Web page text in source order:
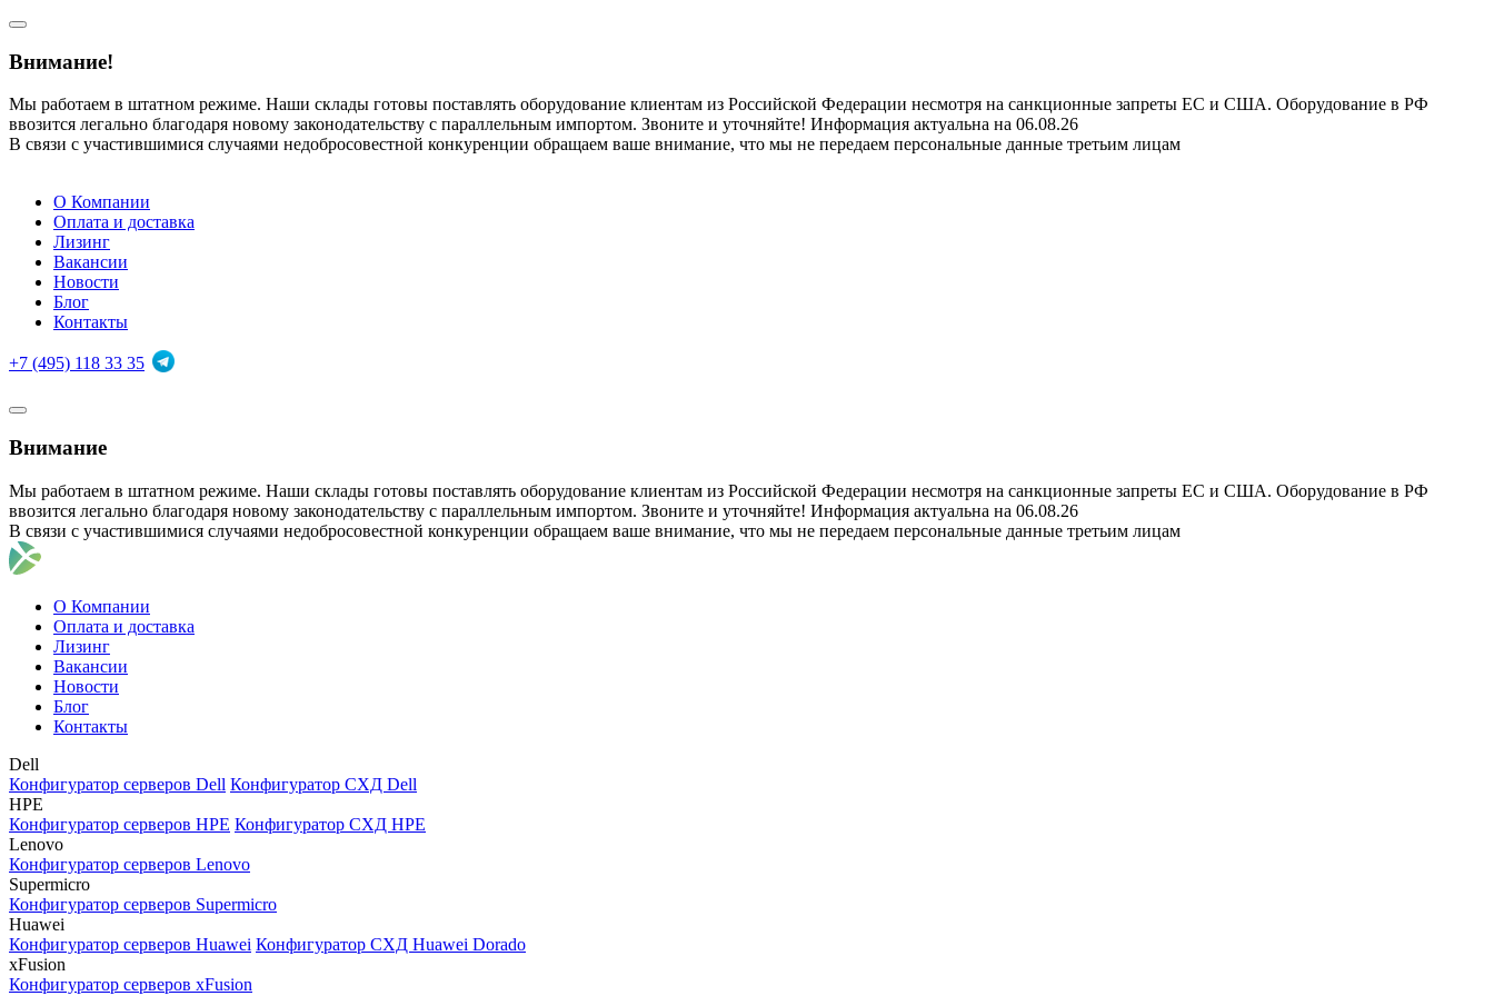
Внимание!
Мы работаем в штатном режиме. Наши склады готовы поставлять оборудование клиентам из Российской Федерации несмотря на санкционные запреты ЕС и США. Оборудование в РФ
ввозится легально благодаря новому законодательству с параллельным импортом. Звоните и уточняйте! Информация актуальна на 06.08.26
В связи с участившимися случаями недобросовестной конкуренции обращаем ваше внимание, что мы не передаем персональные данные третьим лицам
О Компании
Оплата и доставка
Лизинг
Вакансии
Новости
Блог
Контакты
+7 (495) 118 33 35
Внимание
Мы работаем в штатном режиме. Наши склады готовы поставлять оборудование клиентам из Российской Федерации несмотря на санкционные запреты ЕС и США. Оборудование в РФ
ввозится легально благодаря новому законодательству с параллельным импортом. Звоните и уточняйте! Информация актуальна на 06.08.26
В связи с участившимися случаями недобросовестной конкуренции обращаем ваше внимание, что мы не передаем персональные данные третьим лицам
О Компании
Оплата и доставка
Лизинг
Вакансии
Новости
Блог
Контакты
Dell
Конфигуратор серверов Dell Конфигуратор СХД Dell
HPE
Конфигуратор серверов HPE Конфигуратор СХД HPE
Lenovo
Конфигуратор серверов Lenovo
Supermicro
Конфигуратор серверов Supermicro
Huawei
Конфигуратор серверов Huawei Конфигуратор СХД Huawei Dorado
xFusion
Конфигуратор серверов xFusion